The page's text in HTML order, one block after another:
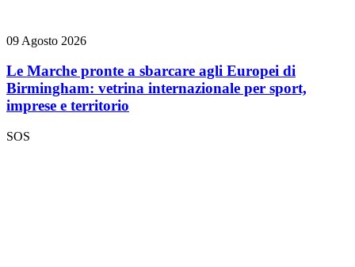
09 Agosto 2026
Le Marche pronte a sbarcare agli Europei di
Birmingham: vetrina internazionale per sport,
imprese e territorio
SOS